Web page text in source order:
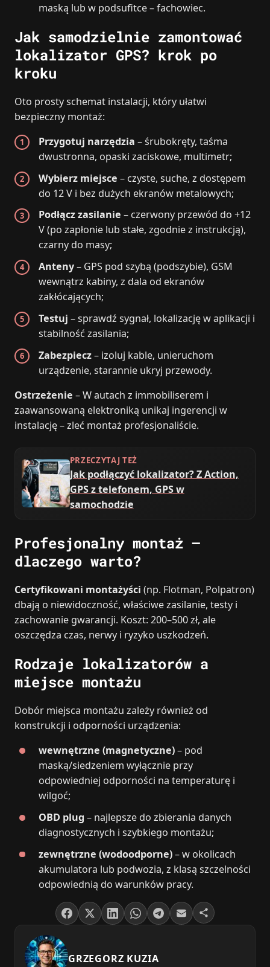
maską lub w podsufitce – fachowiec.
Jak samodzielnie zamontować
lokalizator GPS? krok po
kroku
Oto prosty schemat instalacji, który ułatwi
bezpieczny montaż:
Przygotuj narzędzia – śrubokręty, taśma
dwustronna, opaski zaciskowe, multimetr;
Wybierz miejsce – czyste, suche, z dostępem
do 12 V i bez dużych ekranów metalowych;
Podłącz zasilanie – czerwony przewód do +12
V (po zapłonie lub stałe, zgodnie z instrukcją),
czarny do masy;
Anteny– GPS pod szybą (podszybie), GSM
wewnątrz kabiny, z dala od ekranów
zakłócających;
Testuj – sprawdź sygnał, lokalizację w aplikacji i
stabilność zasilania;
Zabezpiecz– izoluj kable, unieruchom
urządzenie, starannie ukryj przewody.
Ostrzeżenie – W autach z immobiliserem i
zaawansowaną elektroniką unikaj ingerencji w
instalację – zleć montaż profesjonaliście.
PRZECZYTAJ TEŻ
Jak podłączyć lokalizator? Z Action,
GPS z telefonem, GPS w
samochodzie
Profesjonalny montaż –
dlaczego warto?
Certyfikowani montażyści (np. Flotman, Polpatron)
dbają o niewidoczność, właściwe zasilanie, testy i
zachowanie gwarancji. Koszt: 200–500 zł, ale
oszczędza czas, nerwy i ryzyko uszkodzeń.
Rodzaje lokalizatorów a
miejsce montażu
Dobór miejsca montażu zależy również od
konstrukcji i odporności urządzenia:
wewnętrzne (magnetyczne)– pod
maską/siedzeniem wyłącznie przy
odpowiedniej odporności na temperaturę i
wilgoć;
OBD plug – najlepsze do zbierania danych
diagnostycznych i szybkiego montażu;
zewnętrzne (wodoodporne)– w okolicach
akumulatora lub podwozia, z klasą szczelności
odpowiednią do warunków pracy.
GRZEGORZ KUZIA